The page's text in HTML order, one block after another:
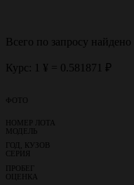
Всего по запросу найдено
Курс: 1 ¥ = 0.581871 ₽
ФОТО
НОМЕР ЛОТА
МОДЕЛЬ
ГОД, КУЗОВ
СЕРИЯ
ПРОБЕГ
ОЦЕНКА